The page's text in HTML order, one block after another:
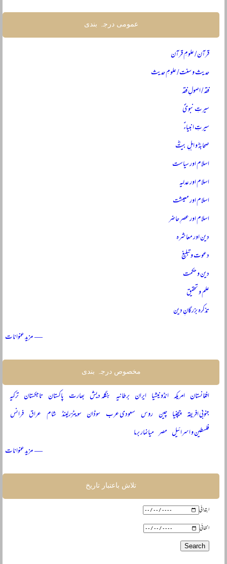
عمومی درجہ بندی
قرآن / علومِ قرآن
حدیث و سنت / علومِ حدیث
فقہ / اصولِ فقہ
سیرتِ نبویؐ
سیرتِ انبیاءؑ
صحابہؓ و اہلِ بیتؓ
اسلام اور سیاست
اسلام اور عدلیہ
اسلام اور معیشت
اسلام اور عصرِ حاضر
دین اور معاشرہ
دعوت و تبلیغ
دین و حکمت
علم و تحقیق
تذکرہ بزرگانِ دین
— مزید عنوانات
مخصوص درجہ بندی
افغانستان امریکہ انڈونیشیا ایران برطانیہ بنگلہ دیش بھارت پاکستان تاجکستان ترکیہ
جنوبی افریقہ چیچنیا چین روس سعودی عرب سوڈان سویٹزرلینڈ شام عراق فرانس
فلسطین و اسرائیل مصر میانمار برما
— مزید عنوانات
تلاش باعتبار تاریخ
ابتدائی
انتہائی